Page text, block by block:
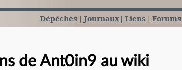
Dépêches Journaux Liens Forums
de Ant0in9 au wiki